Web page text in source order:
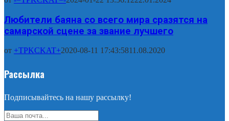
Любители баяна со всего мира сразятся на
самарской сцене за звание лучшего
от +TPKCKAT+2020-08-11 17:43:5811.08.2020
Рассылка
Подписывайтесь на нашу рассылку!